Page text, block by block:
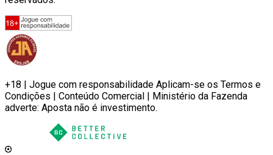
+18 | Jogue com responsabilidade Aplicam-se os Termos e
Condições | Conteúdo Comercial | Ministério da Fazenda
adverte: Aposta não é investimento.